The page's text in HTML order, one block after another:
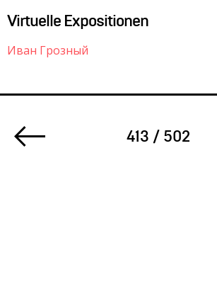
Virtuelle Expositionen
Иван Грозный
413 / 502